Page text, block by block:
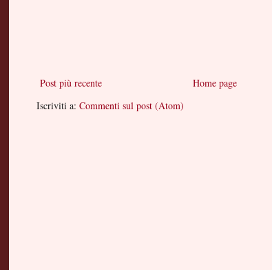
Post più recente
Home page
Iscriviti a: Commenti sul post (Atom)